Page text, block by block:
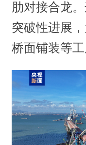
肋对接合龙
突破性进展
桥面铺装等工